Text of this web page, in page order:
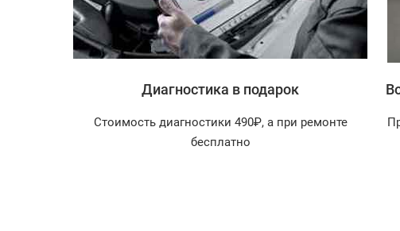
Диагностика в подарок
Стоимость диагностики 490₽, а при ремонте
бесплатно